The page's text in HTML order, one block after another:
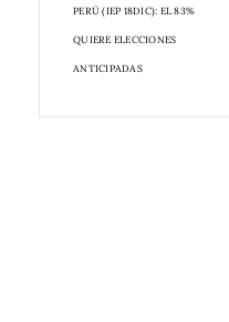
PERÚ (IEP 18DIC): EL 83%
QUIERE ELECCIONES
ANTICIPADAS